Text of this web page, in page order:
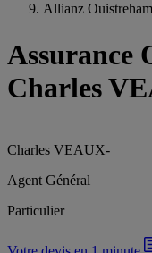
Allianz
Assurance
Charles
Charles VEAUX-
Agent Général
Particulier